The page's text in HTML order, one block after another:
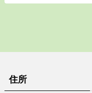
住所